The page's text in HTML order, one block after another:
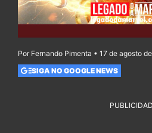
Por Fernando Pimenta • 17 de agosto
SIGA NO GOOGLE NEWS